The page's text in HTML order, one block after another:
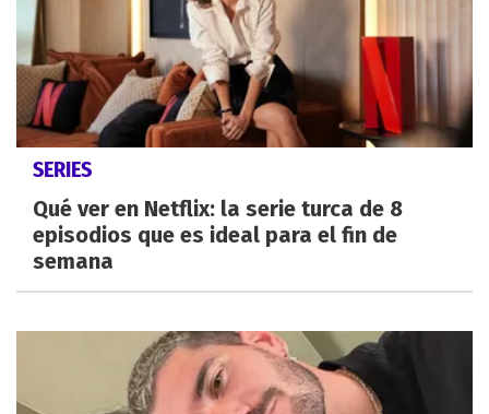
SERIES
Qué ver en Netflix: la serie turca de 8
episodios que es ideal para el fin de
semana